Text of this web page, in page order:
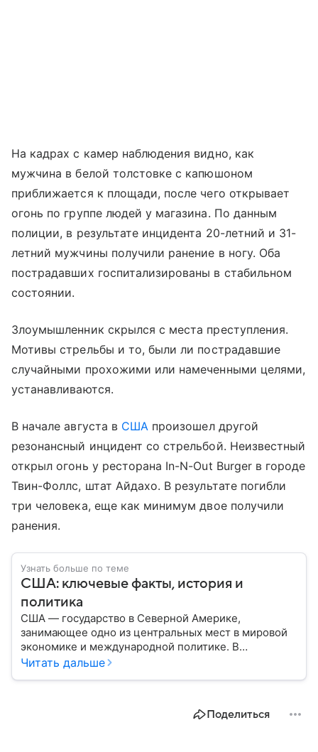
На кадрах с камер наблюдения видно, как
мужчина в белой толстовке с капюшоном
приближается к площади, после чего открывает
огонь по группе людей у магазина. По данным
полиции, в результате инцидента 20-летний и 31-
летний мужчины получили ранение в ногу. Оба
пострадавших госпитализированы в стабильном
состоянии.
Злоумышленник скрылся с места преступления.
Мотивы стрельбы и то, были ли пострадавшие
случайными прохожими или намеченными целями,
устанавливаются.
В начале августа в США произошел другой
резонансный инцидент со стрельбой. Неизвестный
открыл огонь у ресторана In-N-Out Burger в городе
Твин-Фоллс, штат Айдахо. В результате погибли
три человека, еще как минимум двое получили
ранения.
Узнать больше по теме
США: ключевые факты, история и
политика
США — государство в Северной Америке,
занимающее одно из центральных мест в мировой
экономике и международной политике. В
материале — основные сведения об этой стране.
Читать дальше
Поделиться